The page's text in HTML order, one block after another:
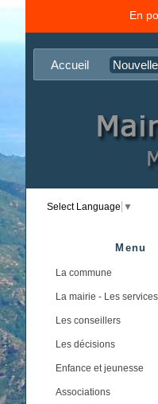
En
Accueil
Select Language ▼
Menu
La commune
La mairie - Les services
Les conseillers
Les décisions
Enfance et jeunesse
Associations